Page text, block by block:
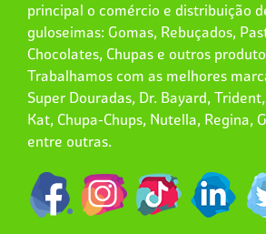
principal o comércio e distribuição
guloseimas: Gomas, Rebuçados,
Chocolates, Chupas e outros
Trabalhamos com as melhores
Super Douradas, Dr. Bayard,
Kat, Chupa-Chups, Nutella, Regina,
entre outras.